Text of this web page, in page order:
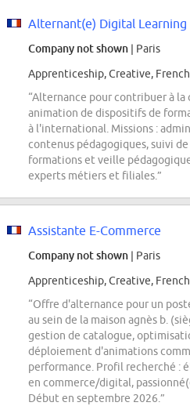
Alternant(e) Digital Learning
Company not shown | Paris
Apprenticeship, Creative, French
“Alternance pour contribuer à
animation de dispositifs de
à l'international. Missions :
contenus pédagogiques, suivi
formations et veille
experts métiers et filiales.”
Assistante E-Commerce
Company not shown | Paris
Apprenticeship, Creative,
“Offre d'alternance pour un
au sein de la maison agnès b.
gestion de catalogue,
déploiement d'animations
performance. Profil recherché :
en commerce/digital,
Début en septembre 2026.”